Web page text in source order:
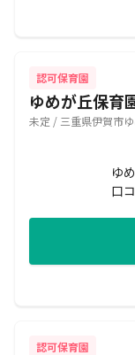
認可保育園
ゆめが丘保育
未定 / 三重県伊賀市
ゆ
口
認可保育園